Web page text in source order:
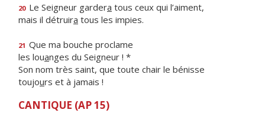
20 Le Seigneur gardera tous ceux qui l’aiment,
mais il détruira tous les impies.
21 Que ma bouche proclame
les louanges du Seigneur ! *
Son nom très saint, que toute chair le bénisse
toujours et à jamais !
CANTIQUE (AP 15)